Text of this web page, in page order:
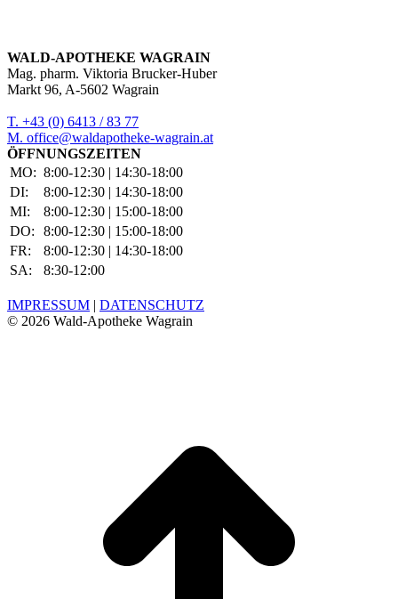
WALD-APOTHEKE WAGRAIN
Mag. pharm. Viktoria Brucker-Huber
Markt 96, A-5602 Wagrain
T. +43 (0) 6413 / 83 77
M. office@waldapotheke-wagrain.at
ÖFFNUNGSZEITEN
MO: 8:00-12:30 | 14:30-18:00
DI:
8:00-12:30 | 14:30-18:00
MI:
8:00-12:30 | 15:00-18:00
DO:
8:00-12:30 | 15:00-18:00
FR:
8:00-12:30 | 14:30-18:00
SA:
8:30-12:00
IMPRESSUM | DATENSCHUTZ
© 2026 Wald-Apotheke Wagrain